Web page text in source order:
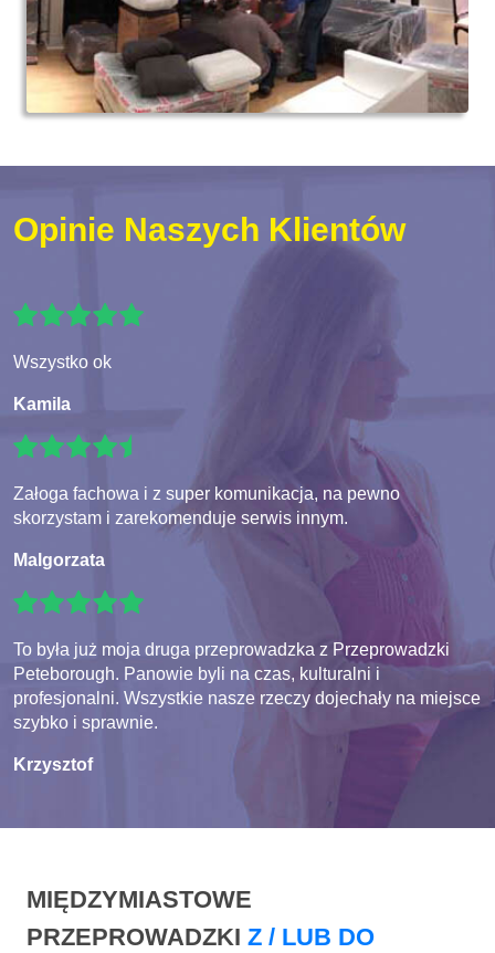
Opinie Naszych Klientów
Wszystko ok
Kamila
Załoga fachowa i z super komunikacja, na pewno
skorzystam i zarekomenduje serwis innym.
Malgorzata
To była już moja druga przeprowadzka z Przeprowadzki
Peteborough. Panowie byli na czas, kulturalni i
profesjonalni. Wszystkie nasze rzeczy dojechały na miejsce
szybko i sprawnie.
Krzysztof
MIĘDZYMIASTOWE
PRZEPROWADZKI Z / LUB DO